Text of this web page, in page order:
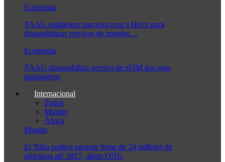
Economia
TAAG estabelece parceria com a Hertz para
disponibilizar serviços de transfer…
Economia
TAAG disponibiliza serviço de eSIM aos seus
passageiros
Internacional
Todos
Mundo
África
Mundo
El Niño poderá agravar fome de 24 milhões de
africanos até 2027, alerta ONU